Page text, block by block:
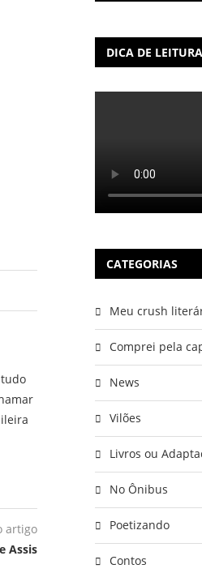
artigo
Assis
DICA DE LEITURA
CATEGORIAS
Meu crush
Comprei pela
News
Vilões
Livros ou
No Ônibus
Poetizando
Contos